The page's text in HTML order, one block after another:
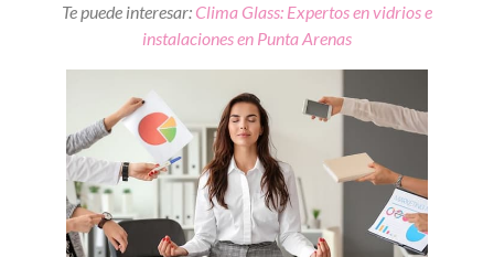
Te puede interesar: Clima Glass: Expertos en vidrios e
instalaciones en Punta Arenas